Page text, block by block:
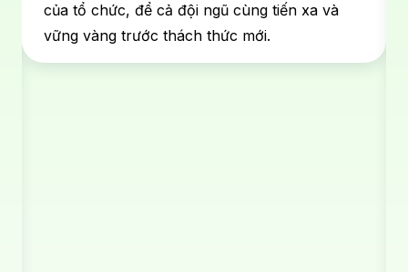
của tổ chức, để cả đội ngũ cùng tiến xa và
vững vàng trước thách thức mới.